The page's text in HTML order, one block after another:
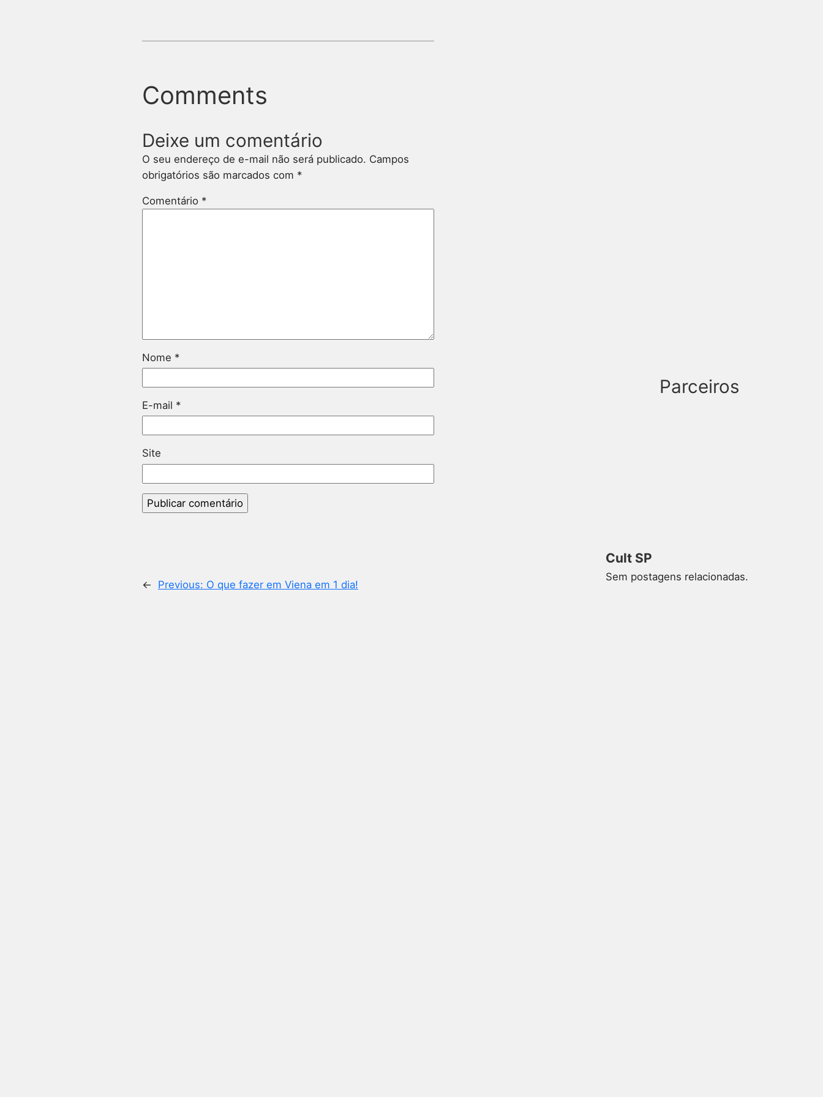
Comments
Deixe um comentário
O seu endereço de e-mail não será publicado. Campos
obrigatórios são marcados com *
Comentário *
Nome *
E-mail *
Site
← Previous: O que fazer em Viena em 1 dia!
Parceiros
Cult SP
Sem postagens relacionadas.